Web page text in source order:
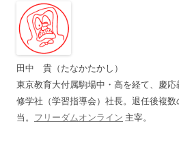
シ
ョ
ン
田中 貴（たなかたかし）
東京教育大付属駒場中・高を経て、慶
修学社（学習指導会）社長。退任後複
当。 フリーダムオンライン 主宰。